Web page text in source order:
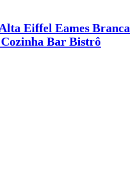
Eiffel Eames Branca
Bar Bistrô